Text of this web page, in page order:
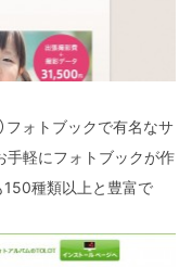
フォトブックで有名なサ
手軽にフォトブックが作
150種類以上と豊富で